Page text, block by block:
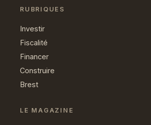
RUBRIQUES
Investir
Fiscalité
Financer
Construire
Brest
LE MAGAZINE